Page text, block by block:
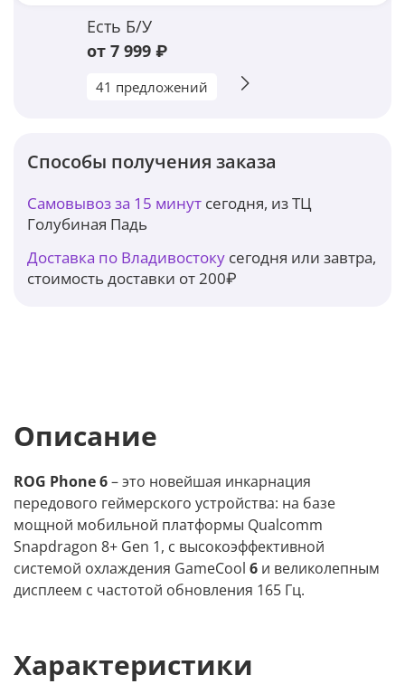
Есть Б/У
от 7 999 ₽
41 предложений
Способы получения заказа
Самовывоз за 15 минут сегодня, из ТЦ
Голубиная Падь
Доставка по Владивостоку сегодня или завтра,
стоимость доставки от 200₽
Описание
ROG Phone 6– это новейшая инкарнация
передового геймерского устройства: на базе
мощной мобильной платформы Qualcomm
Snapdragon 8+ Gen 1, с высокоэффективной
системой охлаждения GameCool 6 и великолепным
дисплеем с частотой обновления 165 Гц.
Характеристики